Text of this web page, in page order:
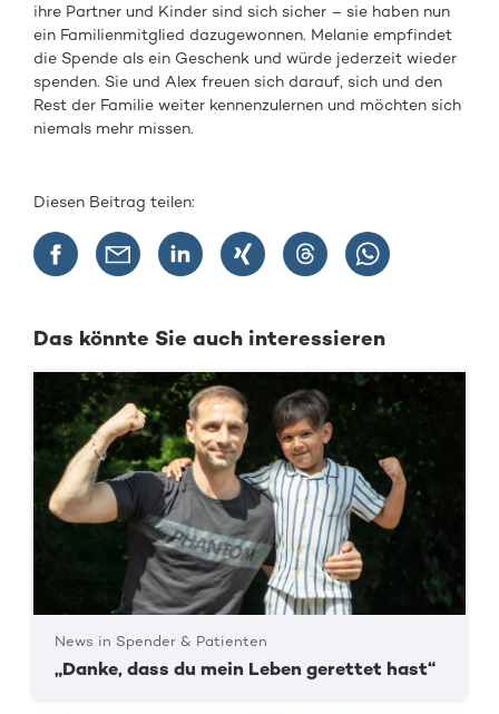
ihre Partner und Kinder sind sich sicher – sie haben nun
ein Familienmitglied dazugewonnen. Melanie empfindet
die Spende als ein Geschenk und würde jederzeit wieder
spenden. Sie und Alex freuen sich darauf, sich und den
Rest der Familie weiter kennenzulernen und möchten sich
niemals mehr missen.
Diesen Beitrag teilen:
Das könnte Sie auch interessieren
News in Spender & Patienten
„Danke, dass du mein Leben gerettet hast“